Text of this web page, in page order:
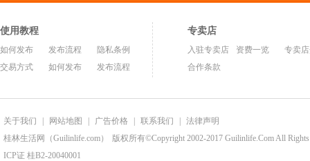
使用教程
如何发布 发布流程
隐私条例
交易方式
如何发布 发布流程
专卖店
入驻专卖店 资费一览
专卖
合作条款
关于我们 网站地图 广告价格 联系我们
法律声明
桂林生活网（Guilinlife.com）
版权所有©Copyright 2002-2017 Guilinlife.Com All Rights
ICP证 桂B2-20040001